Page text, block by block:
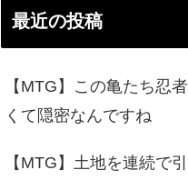
最近の投稿
【MTG】この亀たち忍
くて隠密なんですね
【MTG】土地を連続で